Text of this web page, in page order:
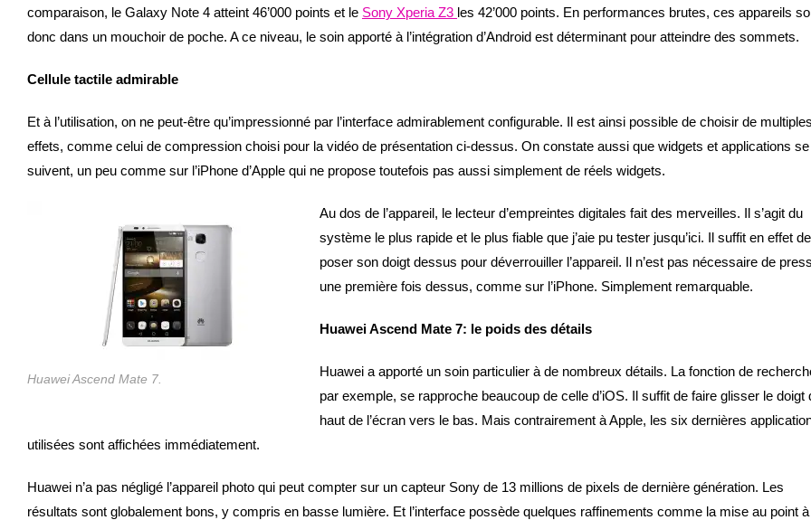
comparaison, le Galaxy Note 4 atteint 46’000 points et le Sony Xperia Z3 les 42’000 points. En performances brutes, ces appareils
donc dans un mouchoir de poche. A ce niveau, le soin apporté à l’intégration d’Android est déterminant pour atteindre des sommets.
Cellule tactile admirable
Et à l’utilisation, on ne peut-être qu’impressionné par l’interface admirablement configurable. Il est ainsi possible de choisir de
effets, comme celui de compression choisi pour la vidéo de présentation ci-dessus. On constate aussi que widgets et applications se
suivent, un peu comme sur l’iPhone d’Apple qui ne propose toutefois pas aussi simplement de réels widgets.
Huawei Ascend Mate 7.
Au dos de l’appareil, le lecteur d’empreintes digitales fait des merveilles. Il s’agit du
système le plus rapide et le plus fiable que j’aie pu tester jusqu’ici. Il suffit en effet de
poser son doigt dessus pour déverrouiller l’appareil. Il n’est pas nécessaire de
une première fois dessus, comme sur l’iPhone. Simplement remarquable.
Huawei Ascend Mate 7: le poids des détails
Huawei a apporté un soin particulier à de nombreux détails. La fonction de
par exemple, se rapproche beaucoup de celle d’iOS. Il suffit de faire glisser le doigt
haut de l’écran vers le bas. Mais contrairement à Apple, les six dernières
utilisées sont affichées immédiatement.
Huawei n’a pas négligé l’appareil photo qui peut compter sur un capteur Sony de 13 millions de pixels de dernière génération. Les
résultats sont globalement bons, y compris en basse lumière. Et l’interface possède quelques raffinements comme la mise au point à